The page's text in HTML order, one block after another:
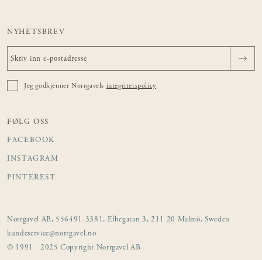
NYHETSBREV
Jeg godkjenner Norrgavels integritetspolicy
FØLG OSS
FACEBOOK
INSTAGRAM
PINTEREST
Norrgavel AB, 556491-3381, Elbegatan 3, 211 20 Malmö, Sweden
kundeservice@norrgavel.no
© 1991 - 2025 Copyright Norrgavel AB